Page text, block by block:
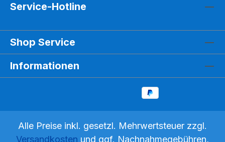
Service-Hotline
Shop Service
Informationen
Alle Preise inkl. gesetzl. Mehrwertsteuer zzgl.
Versandkosten und ggf. Nachnahmegebühren,